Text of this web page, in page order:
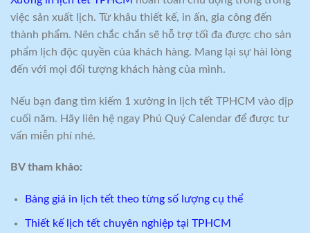
việc sản xuất lịch. Từ khâu thiết kế, in ấn, gia công đến
thành phẩm. Nên chắc chắn sẽ hỗ trợ tối đa được cho sản
phẩm lịch độc quyền của khách hàng. Mang lại sự hài lòng
đến với mọi đối tượng khách hàng của mình.
Nếu bạn đang tìm kiếm 1 xưởng in lịch tết TPHCM vào dịp
cuối năm. Hãy liên hệ ngay Phú Quý Calendar để được tư
vấn miễn phí nhé.
BV tham khảo:
Bảng giá in lịch tết theo từng số lượng cụ thể
Thiết kế lịch tết chuyên nghiệp tại TPHCM